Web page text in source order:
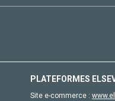
PLATEFORMES
Site e-commerce :